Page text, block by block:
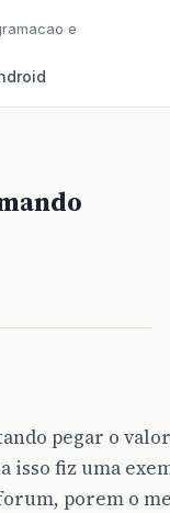
e
pegar o
isso fiz uma
porem o